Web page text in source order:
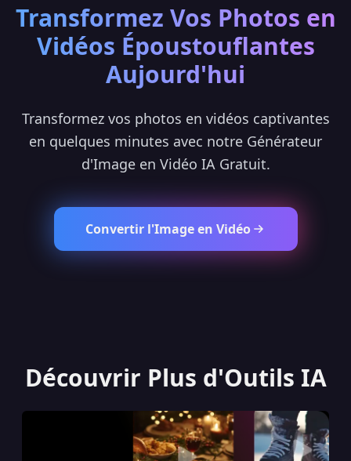
Transformez Vos Photos en
Vidéos Époustouflantes
Aujourd'hui
Transformez vos photos en vidéos captivantes
en quelques minutes avec notre Générateur
d'Image en Vidéo IA Gratuit.
Convertir l'Image en Vidéo
Découvrir Plus d'Outils IA